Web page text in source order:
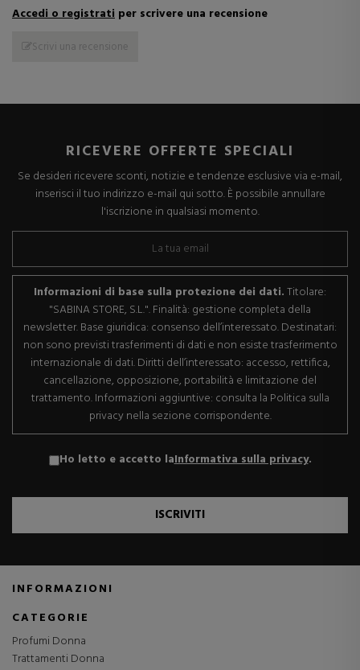
Accedi o registrati per scrivere una recensione
Scrivi una recensione
RICEVERE OFFERTE SPECIALI
Se desideri ricevere sconti, notizie e tendenze esclusive via e-mail,
inserisci il tuo indirizzo e-mail qui sotto. È possibile annullare
l'iscrizione in qualsiasi momento.
Informazioni di base sulla protezione dei dati.Titolare:
"SABINA STORE, S.L.". Finalità: gestione completa della
newsletter. Base giuridica: consenso dell’interessato. Destinatari:
non sono previsti trasferimenti di dati e non esiste trasferimento
internazionale di dati. Diritti dell’interessato: accesso, rettifica,
cancellazione, opposizione, portabilità e limitazione del
trattamento. Informazioni aggiuntive: consulta la Politica sulla
privacy nella sezione corrispondente.
Ho letto e accetto laInformativa sulla privacy.
ISCRIVITI
INFORMAZIONI
CATEGORIE
Profumi Donna
Trattamenti Donna